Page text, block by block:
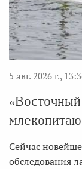
5 авг. 2026 г.,
Сейчас
обследования